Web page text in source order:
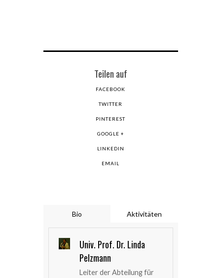
Teilen auf
FACEBOOK
TWITTER
PINTEREST
GOOGLE +
LINKEDIN
EMAIL
Bio Aktivitäten
Univ. Prof. Dr. Linda
Pelzmann
Leiter der Abteilung für